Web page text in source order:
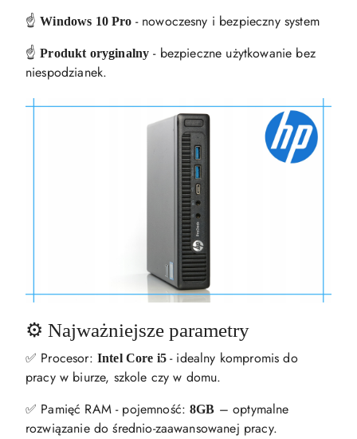
☝️Windows 10 Pro - nowoczesny i bezpieczny system
☝️Produkt oryginalny - bezpieczne użytkowanie bez
niespodzianek.
⚙️ Najważniejsze parametry
✅ Procesor: Intel Core i5- idealny kompromis do
pracy w biurze, szkole czy w domu.
✅ Pamięć RAM - pojemność:8GB – optymalne
rozwiązanie do średnio-zaawansowanej pracy.